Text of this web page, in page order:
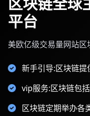
平台
美欧亿级交易量网站
新手引导:区块链
vip服务:区块链包
区块链定期举办各